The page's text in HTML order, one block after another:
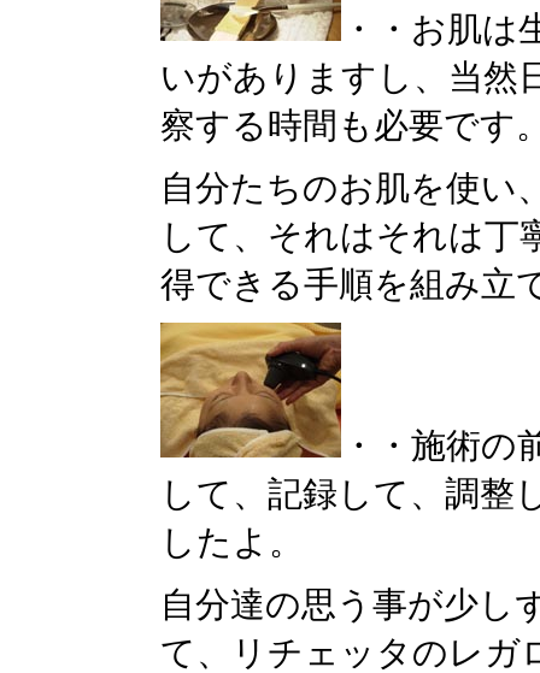
・・お肌
いがありますし、当然
察する時間も必要です
自分たちのお肌を使い
して、それはそれは丁
得できる手順を組み立
・・施術の
して、記録して、調整
したよ。
自分達の思う事が少し
て、リチェッタのレガ